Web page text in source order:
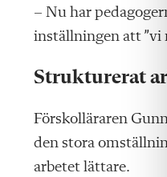
– Nu har
inställningen att ”vi
Strukturerat
Förskolläraren
den stora
arbetet lättare.